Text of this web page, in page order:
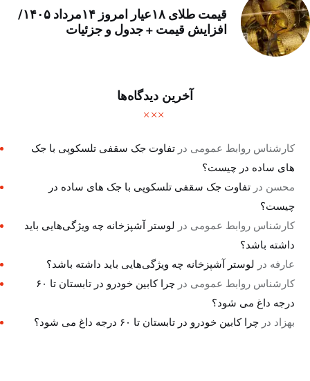
قیمت طلای ۱۸عیار امروز ۱۴مرداد ۱۴۰۵/
افزایش قیمت + جدول و جزئیات
آخرین دیدگاه‌ها
کارشناس روابط عمومی درتفاوت جک سقفی تلسکوپی با جک
های ساده در چیست؟
محسن درتفاوت جک سقفی تلسکوپی با جک های ساده در
چیست؟
کارشناس روابط عمومی در لوستر آشپزخانه چه ویژگی‌هایی باید
داشته باشد؟
عارفه در لوستر آشپزخانه چه ویژگی‌هایی باید داشته باشد؟
کارشناس روابط عمومی در
چرا کابین خودرو در تابستان تا ۶۰
درجه داغ می شود؟
بهزاد درچرا کابین خودرو در تابستان تا ۶۰ درجه داغ می شود؟